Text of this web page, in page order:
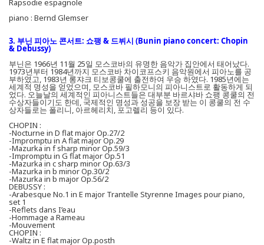
Rapsodie espagnole
piano : Bernd Glemser
3. 부닌 피아노 콘서트: 쇼팽 & 드뷔시 (Bunin piano concert: Chopin
& Debussy)
부닌은 1966년 11월 25일 모스코바의 유명한 음악가 집안에서 태어났다.
1973년부터 1984년까지 모스코바 차이코프스키 음악원에서 피아노를 공
부하였고, 1983년 롱쟈크 티보콩쿨에 출전하여 우승 하였다. 1985년에는
세계적 명성을 얻었으며, 모스코바 필하모니의 피아니스트로 활동하게 되
었다. 오늘날의 세계적인 피아니스트들은 대부분 바르샤바 쇼팽 콩쿨의 전
수상자들이기도 한데, 국제적인 명성과 성공을 보장 받는 이 콩쿨의 전 수
상자들로는 폴리니, 아르헤리치, 포고렐리 등이 있다.
CHOPIN :
-Nocturne in D flat major Op.27/2
-Impromptu in A flat major Op.29
-Mazurka in f sharp minor Op.59/3
-Impromptu in G flat major Op.51
-Mazurka in c sharp minor Op.63/3
-Mazurka in b minor Op.30/2
-Mazurka in b major Op.56/2
DEBUSSY :
-Arabesque No.1 in E major Trantelle Styrenne Images pour piano,
set 1
-Reflets dans I’eau
-Hommage a Rameau
-Mouvement
CHOPIN :
-Waltz in E flat major Op.posth